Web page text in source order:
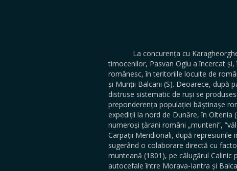
La concurența cu Karagheorghe
timocenilor, Pasvan Oglu a încercat
românesc, în teritoriile locuite de
și Munții Balcani (S). Deoarece, după
distruse sistematic de ruși se
preponderența populației băștinașe
expediții la nord de Dunăre, în Oltenia
numeroși țărani români „munteni”,
Carpații Meridionali, după represiunile
sugerând o colaborare directă cu
munteană (1801), pe călugărul
autocefale între Morava-Iantra și